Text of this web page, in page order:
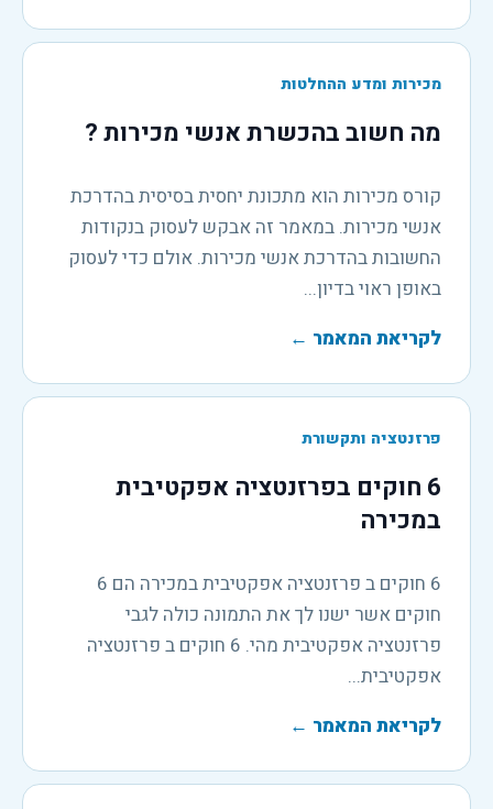
מכירות ומדע ההחלטות
מה חשוב בהכשרת אנשי מכירות ?
קורס מכירות הוא מתכונת יחסית בסיסית בהדרכת
אנשי מכירות. במאמר זה אבקש לעסוק בנקודות
החשובות בהדרכת אנשי מכירות. אולם כדי לעסוק
באופן ראוי בדיון...
לקריאת המאמר ←
פרזנטציה ותקשורת
6 חוקים בפרזנטציה אפקטיבית
במכירה
6 חוקים ב פרזנטציה אפקטיבית במכירה הם 6
חוקים אשר ישנו לך את התמונה כולה לגבי
פרזנטציה אפקטיבית מהי. 6 חוקים ב פרזנטציה
אפקטיבית...
לקריאת המאמר ←